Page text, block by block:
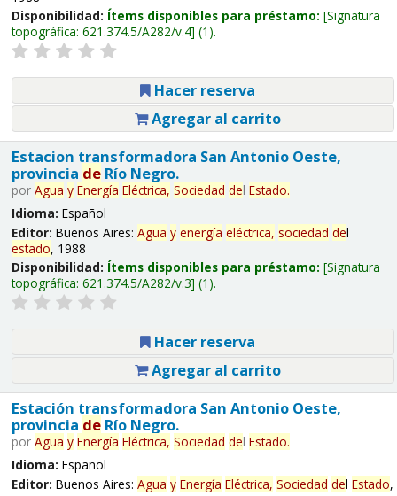
Disponibilidad: Ítems disponibles para préstamo: Signatura
topográfica: 621.374.5/A282/v.4 (1).
Hacer reserva
Agregar al carrito
Estacion transformadora San Antonio Oeste,
provincia deRío Negro.
por Agua y Energía Eléctrica, Sociedad del Estado.
Idioma: Español
Editor: Buenos Aires: Agua y energía eléctrica, sociedad del
estado, 1988
Disponibilidad: Ítems disponibles para préstamo: Signatura
topográfica: 621.374.5/A282/v.3 (1).
Hacer reserva
Agregar al carrito
Estación transformadora San Antonio Oeste,
provincia deRío Negro.
por Agua y Energía Eléctrica, Sociedad del Estado.
Idioma: Español
Editor: Buenos Aires: Agua y Energía Eléctrica, Sociedad del Estado,